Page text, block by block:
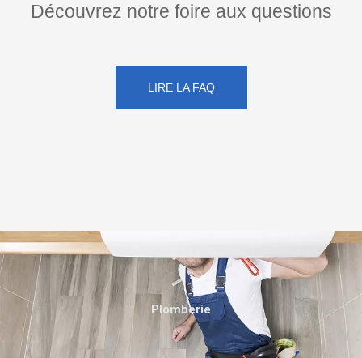
Découvrez notre foire aux questions
LIRE LA FAQ
Plomberie